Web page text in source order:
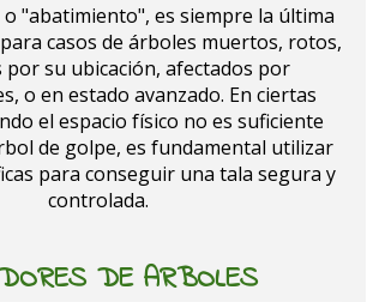
"abatimiento", es siempre la última
casos de árboles muertos, rotos,
su ubicación, afectados por
o en estado avanzado. En ciertas
el espacio físico no es suficiente
de golpe, es fundamental utilizar
para conseguir una tala segura y
controlada.
DE ARBOLES